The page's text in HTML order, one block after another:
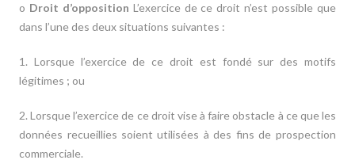
o Droit d’opposition L’exercice de ce droit n’est possible que
dans l’une des deux situations suivantes :
1. Lorsque l’exercice de ce droit est fondé sur des motifs
légitimes ; ou
2. Lorsque l’exercice de ce droit vise à faire obstacle à ce que les
données recueillies soient utilisées à des fins de prospection
commerciale.